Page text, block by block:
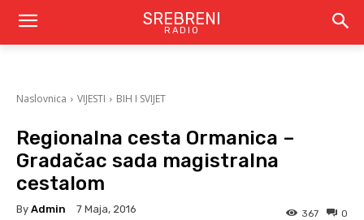
SREBRENI
RADIO
Naslovnica VIJESTI BIH I SVIJET
Regionalna cesta Ormanica –
Gradačac sada magistralna
cestalom
By Admin 7 Maja, 2016 0
367